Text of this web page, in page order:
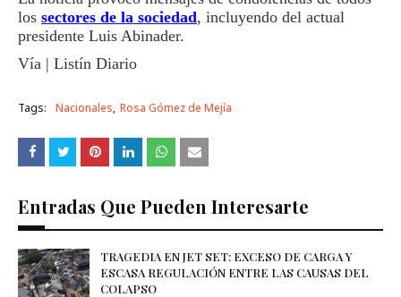
los sectores de la sociedad, incluyendo del actual
presidente Luis Abinader.
Vía | Listín Diario
Tags: Nacionales Rosa Gómez de Mejía
Entradas Que Pueden Interesarte
TRAGEDIA EN JET SET: EXCESO DE CARGA Y
ESCASA REGULACIÓN ENTRE LAS CAUSAS DEL
COLAPSO